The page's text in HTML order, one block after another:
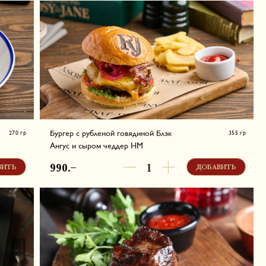
910.36 ккал в одной порции
451.9
270 гр
Наш фирменный бургер с рубленой говядиной Блэк
Ангус, поджаренным беконом и соусом Барбекю.
Подаем с хрустящим картофелем фри и кетчупом
Белки - 32.39 г, Жиры - 29.03 г, Углеводы - 78.42 г,
704.46 ккал в одной порции
Бургер с рубленой говядиной Блэк
Ангус и сыром чеддер НМ
355 гр
990.– ДОБАВИТЬ